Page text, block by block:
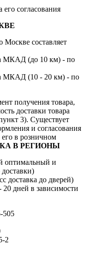
согласования
Москве составляет
МКАД (до 10 км) - по
МКАД (10 - 20 км) - по
получения товара,
доставки товара
3). Существует
и согласования
в розничном
В РЕГИОНЫ
оптимальный и
доставка до дверей)
дней в зависимости
505
2